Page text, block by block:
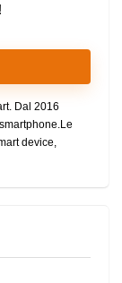
Dal 2016
device,